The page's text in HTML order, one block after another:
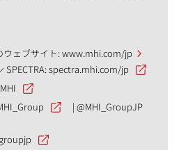
ウェブサイト:www.mhi.com/jp
SPECTRA:spectra.mhi.com/jp
|@MHI_GroupJP